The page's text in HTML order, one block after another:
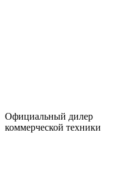
Официальный дилер
коммерческой техники